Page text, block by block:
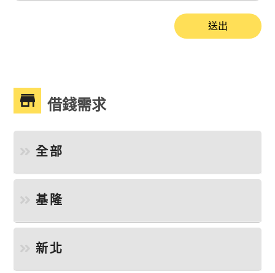
送出
借錢需求
全部
基隆
新北